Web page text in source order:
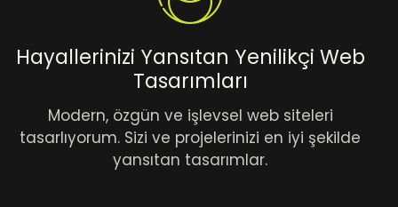
Hayallerinizi Yansıtan Yenilikçi Web
Tasarımları
Modern, özgün ve işlevsel web siteleri
tasarlıyorum. Sizi ve projelerinizi en iyi şekilde
yansıtan tasarımlar.